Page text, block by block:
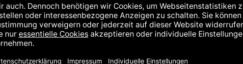
Milchschokolade°
*aus fairem Handel, Fair-Handelsanteil insgesamt: 69%
°aus kontrolliert biologischer Landwirtschaft
Vollmilchpulver von den Tiroler Bio-Bergbauern „Bio vom Berg“.